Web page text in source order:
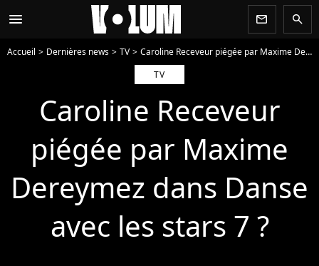
menu newsletter search
Accueil Dernières news TV
Caroline Receveur piégée par Maxime Dereymez dans Danse avec les stars 7 ?
TV
Caroline Receveur
piégée par Maxime
Dereymez dans Danse
avec les stars 7 ?